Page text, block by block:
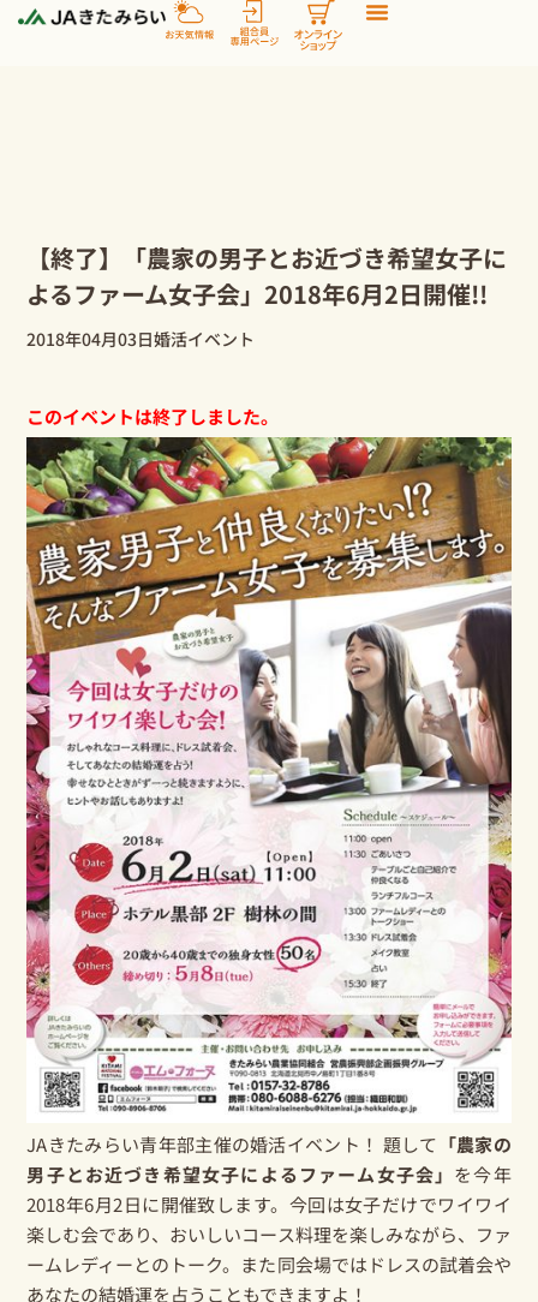
【終了】「農家の男子とお近づき希望女子に
よるファーム女子会」2018年6月2日開催!!
2018年04月03日婚活イベント
このイベントは終了しました。
JAきたみらい青年部主催の婚活イベント！ 題して 「農家の
男子とお近づき希望女子によるファーム女子会」 を今年
2018年6月2日に開催致します。今回は女子だけでワイワイ
楽しむ会であり、おいしいコース料理を楽しみながら、ファ
ームレディーとのトーク。また同会場ではドレスの試着会や
あなたの結婚運を占うこともできますよ！